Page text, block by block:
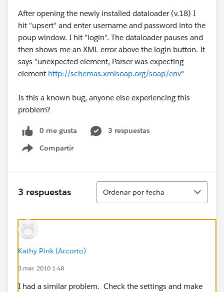
After opening the newly installed dataloader (v.18) I
hit "upsert" and enter username and password into the
poup window. I hit "login". The dataloader pauses and
then shows me an XML error above the login button. It
says "unexpected element, Parser was expecting
element http://schemas.xmlsoap.org/soap/env"
Is this a known bug, anyone else experiencing this
problem?
0 me gusta
3 respuestas
Compartir
Show menu
3 respuestas
Ordenar
Ordenar por fecha
Kathy Pink (Accorto)
3 mar. 2010 1:48
I had a similar problem. Check the settings and make